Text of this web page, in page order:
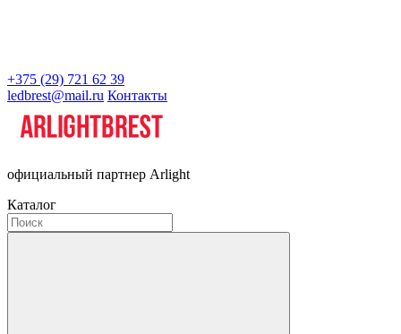
+375 (29) 721 62 39
ledbrest@mail.ru Контакты
официальный партнер Arlight
Каталог